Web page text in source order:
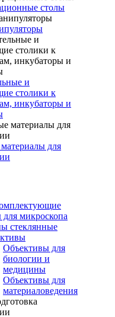
столы
и
столики к
инкубаторы и
для
для микроскопа
стеклянные
Объективы для
биологии и
медицины
Объективы для
материаловедения